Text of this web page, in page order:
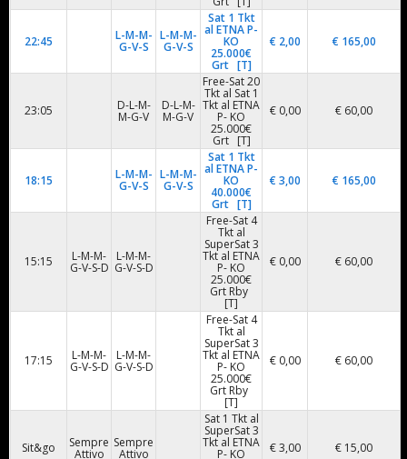
22:45 L-M-M-
G-V-S
L-M-M-
G-V-S
Sat 1 Tkt
al ETNA P-
KO
25.000€
Grt [T]
€ 2,00 € 165,00
23:05 D-L-M-
M-G-V
D-L-M-
M-G-V
Free-Sat 20
Tkt al Sat 1
Tkt al ETNA
P- KO
25.000€
Grt [T]
€ 0,00 € 60,00
18:15 L-M-M-
G-V-S
L-M-M-
G-V-S
Sat 1 Tkt
al ETNA P-
KO
40.000€
Grt [T]
€ 3,00 € 165,00
15:15 L-M-M-
G-V-S-D
L-M-M-
G-V-S-D
Free-Sat 4
Tkt al
SuperSat 3
Tkt al ETNA
P- KO
25.000€
Grt Rby
[T]
€ 0,00 € 60,00
17:15 L-M-M-
G-V-S-D
L-M-M-
G-V-S-D
Free-Sat 4
Tkt al
SuperSat 3
Tkt al ETNA
P- KO
25.000€
Grt Rby
[T]
€ 0,00 € 60,00
Sit&go Sempre
Attivo
Sempre
Attivo
Sat 1 Tkt al
SuperSat 3
Tkt al ETNA
P- KO € 3,00 € 15,00